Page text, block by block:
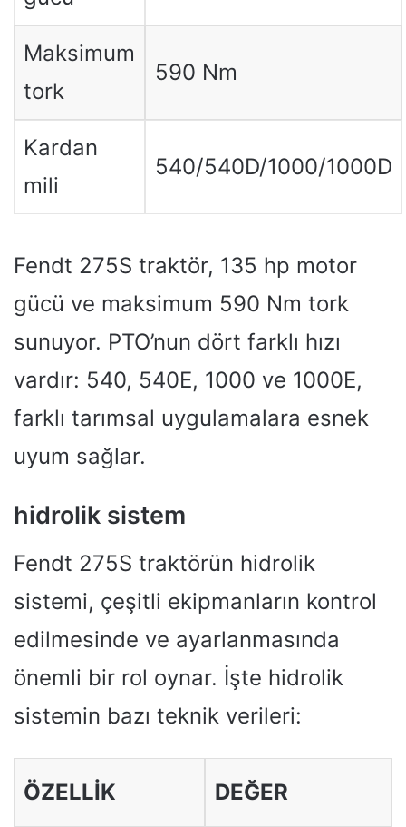
Maksimum
tork
590 Nm
Kardan
mili
540/540D/1000/1000D
Fendt 275S traktör, 135 hp motor
gücü ve maksimum 590 Nm tork
sunuyor. PTO’nun dört farklı hızı
vardır: 540, 540E, 1000 ve 1000E,
farklı tarımsal uygulamalara esnek
uyum sağlar.
hidrolik sistem
Fendt 275S traktörün hidrolik
sistemi, çeşitli ekipmanların kontrol
edilmesinde ve ayarlanmasında
önemli bir rol oynar. İşte hidrolik
sistemin bazı teknik verileri:
ÖZELLIK DEĞER